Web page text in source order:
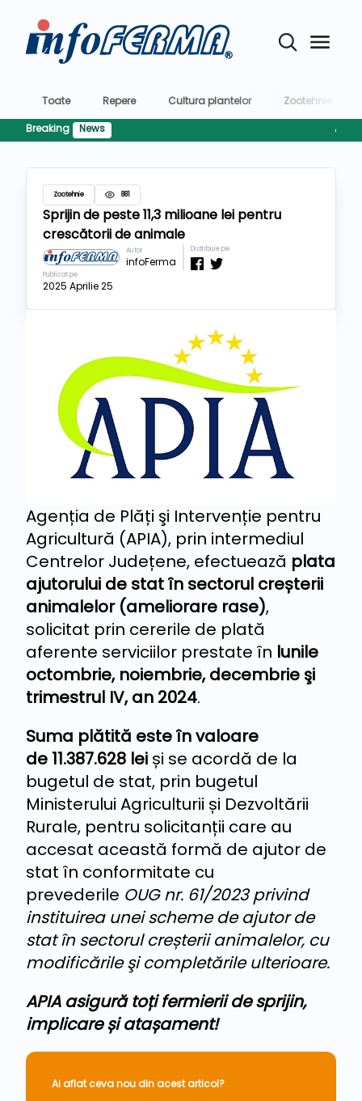
Toate Repere Cultura plantelor
Zootehnie
Breaking
News AFIR
Zootehnie 881
Sprijin de peste 11,3 milioane lei pentru
crescătorii de animale
Autor
infoFerma
Distribuie pe
Publicat pe
2025 Aprilie 25
Agenția de Plăți şi Intervenție pentru
Agricultură (APIA), prin intermediul
Centrelor Județene, efectuează plata
ajutorului de stat în sectorul creșterii
animalelor (ameliorare rase),
solicitat prin cererile de plată
aferente serviciilor prestate în lunile
octombrie, noiembrie, decembrie şi
trimestrul IV, an 2024.
Suma plătită este în valoare
de 11.387.628 lei și se acordă de la
bugetul de stat, prin bugetul
Ministerului Agriculturii și Dezvoltării
Rurale, pentru solicitanții care au
accesat această formă de ajutor de
stat în conformitate cu
prevederile OUG nr. 61/2023 privind
instituirea unei scheme de ajutor de
stat în sectorul creșterii animalelor, cu
modificările şi completările ulterioare.
APIA asigură toți fermierii de sprijin,
implicare și atașament!
Ai aflat ceva nou din acest articol?